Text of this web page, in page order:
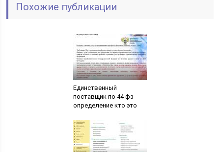
Похожие публикации
Единственный
поставщик по 44 фз
определение кто это